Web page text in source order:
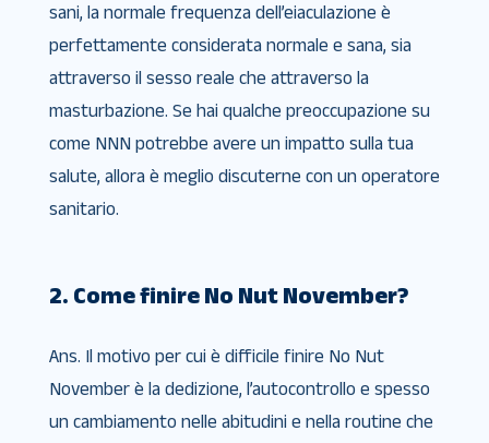
sani, la normale frequenza dell’eiaculazione è
perfettamente considerata normale e sana, sia
attraverso il sesso reale che attraverso la
masturbazione. Se hai qualche preoccupazione su
come NNN potrebbe avere un impatto sulla tua
salute, allora è meglio discuterne con un operatore
sanitario.
2. Come finire No Nut November?
Ans. Il motivo per cui è difficile finire No Nut
November è la dedizione, l’autocontrollo e spesso
un cambiamento nelle abitudini e nella routine che